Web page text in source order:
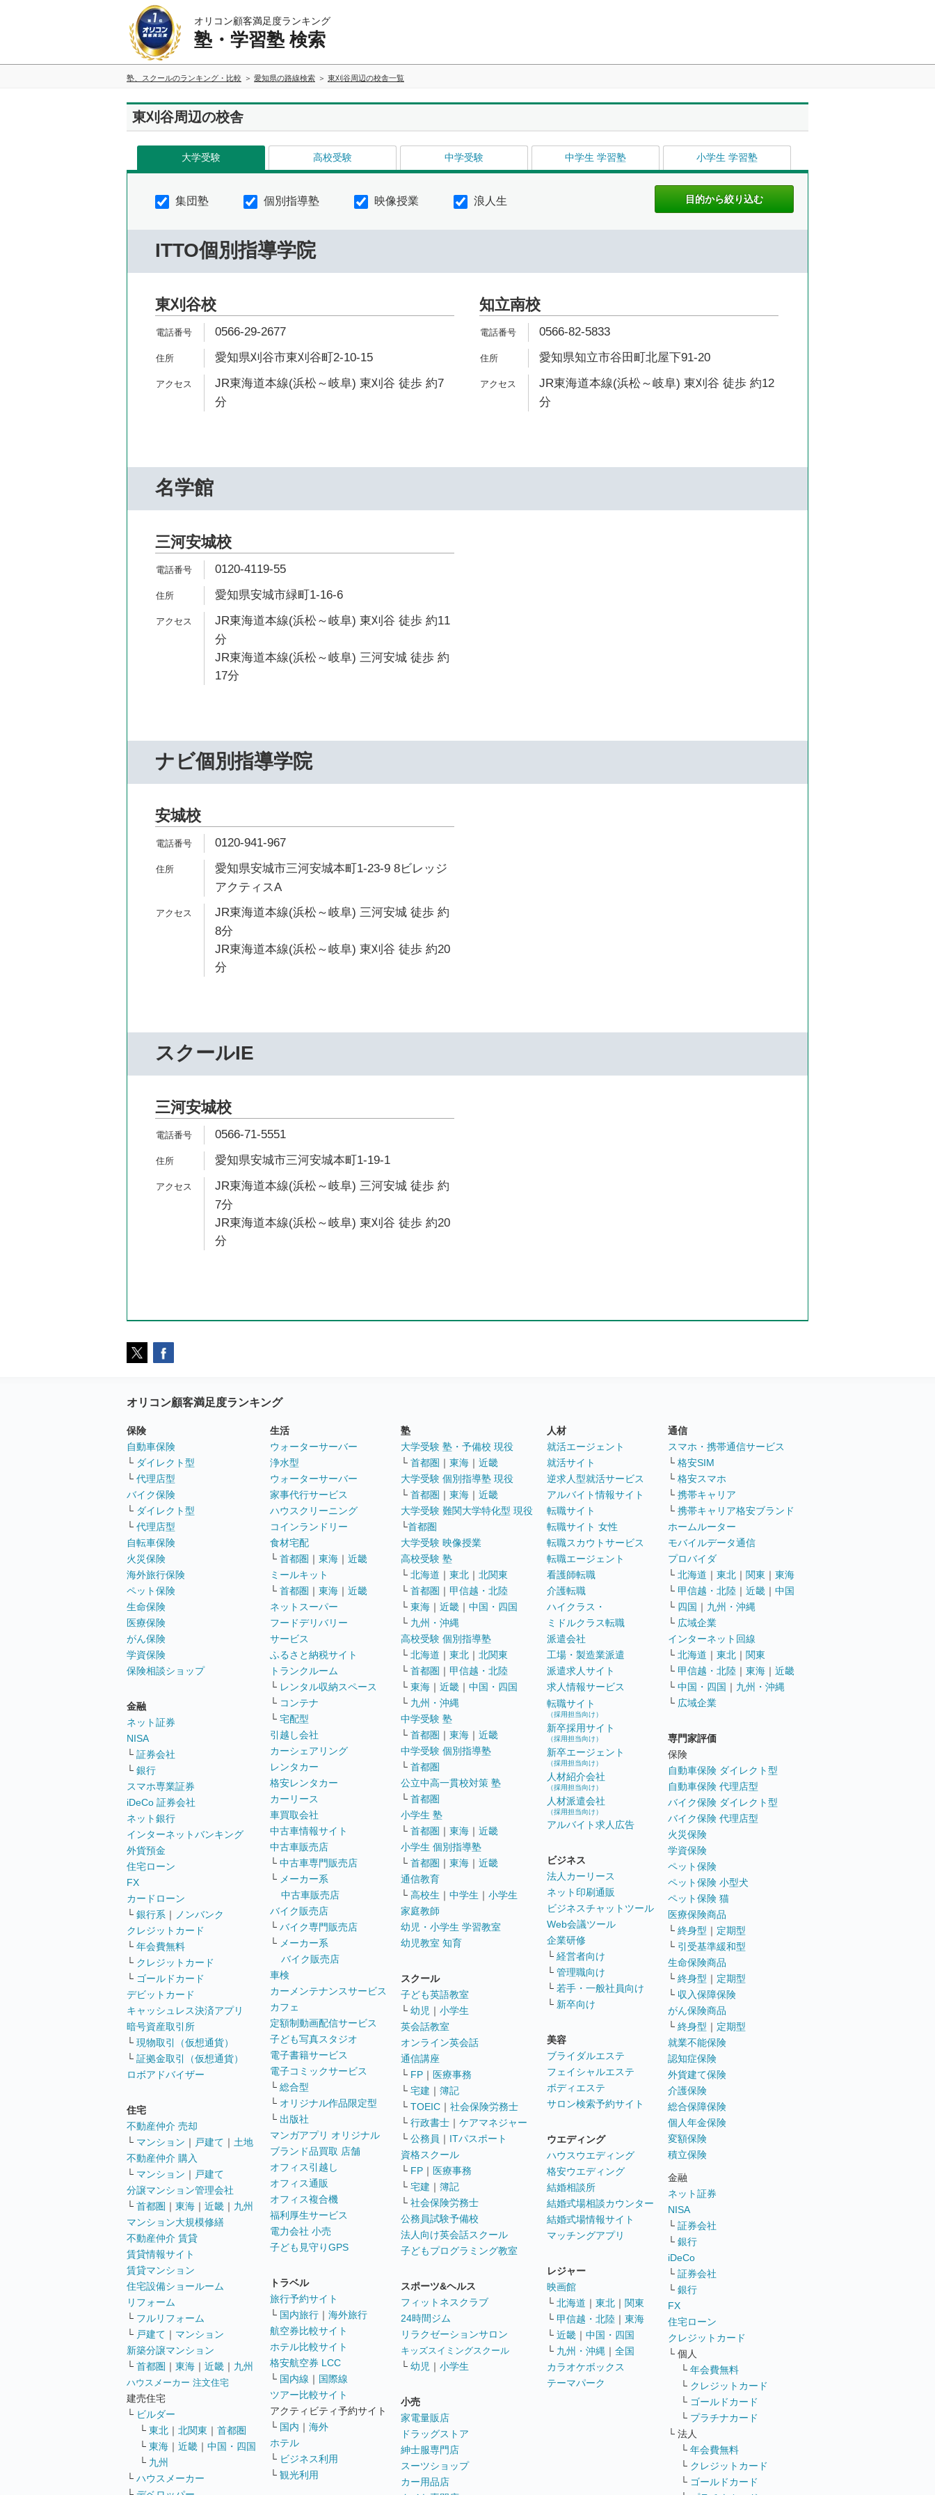
オリコン顧客満足度ランキング
塾・学習塾 検索
塾、スクールのランキング・比較 愛知県の路線検索 東刈谷周辺の校舎一覧
東刈谷周辺の校舎
大学受験 高校受験 中学受験 中学生 学習塾 小学生 学習塾
集団塾 個別指導塾 映像授業 浪人生
ITTO個別指導学院
東刈谷校
0566-29-2677
愛知県刈谷市東刈谷町2-10-15
JR東海道本線(浜松～岐阜) 東刈谷 徒歩 約7
分
知立南校
0566-82-5833
愛知県知立市谷田町北屋下91-20
JR東海道本線(浜松～岐阜) 東刈谷 徒歩 約12
分
名学館
三河安城校
0120-4119-55
愛知県安城市緑町1-16-6
JR東海道本線(浜松～岐阜) 東刈谷 徒歩 約11
分
JR東海道本線(浜松～岐阜) 三河安城 徒歩 約
17分
ナビ個別指導学院
安城校
0120-941-967
愛知県安城市三河安城本町1-23-9 8ビレッジ
アクティスA
JR東海道本線(浜松～岐阜) 三河安城 徒歩 約
8分
JR東海道本線(浜松～岐阜) 東刈谷 徒歩 約20
分
スクールIE
三河安城校
0566-71-5551
愛知県安城市三河安城本町1-19-1
JR東海道本線(浜松～岐阜) 三河安城 徒歩 約
7分
JR東海道本線(浜松～岐阜) 東刈谷 徒歩 約20
分
オリコン顧客満足度ランキング
保険
自動車保険
└ ダイレクト型
└ 代理店型
バイク保険
└ ダイレクト型
└ 代理店型
自転車保険
火災保険
海外旅行保険
ペット保険
生命保険
医療保険
がん保険
学資保険
保険相談ショップ
金融
ネット証券
NISA
└ 証券会社
└ 銀行
スマホ専業証券
iDeCo 証券会社
ネット銀行
インターネットバンキング
外貨預金
住宅ローン
FX
カードローン
└ 銀行系 ｜
ノンバンク
クレジットカード
└ 年会費無料
└ クレジットカード
└ ゴールドカード
デビットカード
キャッシュレス決済アプリ
暗号資産取引所
└ 現物取引（仮想通貨）
└ 証拠金取引（仮想通貨）
ロボアドバイザー
住宅
不動産仲介 売却
└ マンション ｜ 戸建て ｜ 土地
不動産仲介 購入
└ マンション ｜ 戸建て
分譲マンション管理会社
└ 首都圏 ｜ 東海 ｜ 近畿 ｜ 九州
マンション大規模修繕
不動産仲介 賃貸
賃貸情報サイト
賃貸マンション
住宅設備ショールーム
リフォーム
└ フルリフォーム
└ 戸建て ｜ マンション
新築分譲マンション
└ 首都圏 ｜ 東海 ｜ 近畿 ｜ 九州
ハウスメーカー 注文住宅
建売住宅
└ ビルダー
└ 東北 ｜ 北関東 ｜ 首都圏
└ 東海 ｜ 近畿 ｜ 中国・四国
└ 九州
└ ハウスメーカー
生活
ウォーターサーバー
浄水型
ウォーターサーバー
家事代行サービス
ハウスクリーニング
コインランドリー
食材宅配
└ 首都圏 ｜ 東海 ｜ 近畿
ミールキット
└ 首都圏 ｜ 東海 ｜ 近畿
ネットスーパー
フードデリバリー
サービス
ふるさと納税サイト
トランクルーム
└ レンタル収納スペース
└ コンテナ
└ 宅配型
引越し会社
カーシェアリング
レンタカー
格安レンタカー
カーリース
車買取会社
中古車情報サイト
中古車販売店
└ 中古車専門販売店
└ メーカー系
中古車販売店
バイク販売店
└ バイク専門販売店
└ メーカー系
バイク販売店
車検
カーメンテナンスサービス
カフェ
定額制動画配信サービス
子ども写真スタジオ
電子書籍サービス
電子コミックサービス
└ 総合型
└ オリジナル作品限定型
└ 出版社
マンガアプリ オリジナル
ブランド品買取 店舗
オフィス引越し
オフィス通販
オフィス複合機
福利厚生サービス
電力会社 小売
子ども見守りGPS
トラベル
旅行予約サイト
└ 国内旅行 ｜ 海外旅行
航空券比較サイト
ホテル比較サイト
格安航空券 LCC
└ 国内線 ｜ 国際線
ツアー比較サイト
アクティビティ予約サイト
└ 国内 ｜ 海外
ホテル
└ ビジネス利用
└ 観光利用
塾
大学受験 塾・予備校 現役
└ 首都圏 ｜ 東海 ｜ 近畿
大学受験 個別指導塾 現役
└ 首都圏 ｜ 東海 ｜ 近畿
大学受験 難関大学特化型 現役
└首都圏
大学受験 映像授業
高校受験 塾
└ 北海道 ｜ 東北 ｜ 北関東
└ 首都圏 ｜ 甲信越・北陸
└ 東海 ｜ 近畿 ｜ 中国・四国
└ 九州・沖縄
高校受験 個別指導塾
└ 北海道 ｜ 東北 ｜ 北関東
└ 首都圏 ｜ 甲信越・北陸
└ 東海 ｜ 近畿 ｜ 中国・四国
└ 九州・沖縄
中学受験 塾
└ 首都圏 ｜ 東海 ｜ 近畿
中学受験 個別指導塾
└ 首都圏
公立中高一貫校対策 塾
└ 首都圏
小学生 塾
└ 首都圏 ｜ 東海 ｜ 近畿
小学生 個別指導塾
└ 首都圏 ｜ 東海 ｜ 近畿
通信教育
└ 高校生 ｜ 中学生 ｜ 小学生
家庭教師
幼児・小学生 学習教室
幼児教室 知育
スクール
子ども英語教室
└ 幼児 ｜ 小学生
英会話教室
オンライン英会話
通信講座
└ FP ｜ 医療事務
└ 宅建 ｜ 簿記
└ TOEIC ｜ 社会保険労務士
└ 行政書士 ｜ ケアマネジャー
└ 公務員 ｜ ITパスポート
資格スクール
└ FP ｜ 医療事務
└ 宅建 ｜ 簿記
└ 社会保険労務士
公務員試験予備校
法人向け英会話スクール
子どもプログラミング教室
スポーツ&ヘルス
フィットネスクラブ
24時間ジム
リラクゼーションサロン
キッズスイミングスクール
└ 幼児 ｜ 小学生
小売
家電量販店
ドラッグストア
紳士服専門店
スーツショップ
カー用品店
人材
就活エージェント
就活サイト
逆求人型就活サービス
アルバイト情報サイト
転職サイト
転職サイト 女性
転職スカウトサービス
転職エージェント
看護師転職
介護転職
ハイクラス・
ミドルクラス転職
派遣会社
工場・製造業派遣
派遣求人サイト
求人情報サービス
転職サイト
（採用担当向け）
新卒採用サイト
（採用担当向け）
新卒エージェント
（採用担当向け）
人材紹介会社
（採用担当向け）
人材派遣会社
（採用担当向け）
アルバイト求人広告
ビジネス
法人カーリース
ネット印刷通販
ビジネスチャットツール
Web会議ツール
企業研修
└ 経営者向け
└ 管理職向け
└ 若手・一般社員向け
└ 新卒向け
美容
ブライダルエステ
フェイシャルエステ
ボディエステ
サロン検索予約サイト
ウエディング
ハウスウエディング
格安ウエディング
結婚相談所
結婚式場相談カウンター
結婚式場情報サイト
マッチングアプリ
レジャー
映画館
└ 北海道 ｜ 東北 ｜ 関東
└ 甲信越・北陸 ｜ 東海
└ 近畿 ｜ 中国・四国
└ 九州・沖縄 ｜ 全国
カラオケボックス
テーマパーク
通信
スマホ・携帯通信サービス
└ 格安SIM
└ 格安スマホ
└ 携帯キャリア
└ 携帯キャリア格安ブランド
ホームルーター
モバイルデータ通信
プロバイダ
└ 北海道 ｜ 東北 ｜ 関東 ｜ 東海
└ 甲信越・北陸 ｜ 近畿 ｜ 中国
└ 四国 ｜ 九州・沖縄
└ 広域企業
インターネット回線
└ 北海道 ｜ 東北 ｜ 関東
└ 甲信越・北陸 ｜ 東海 ｜ 近畿
└ 中国・四国 ｜ 九州・沖縄
└ 広域企業
専門家評価
保険
自動車保険 ダイレクト型
自動車保険 代理店型
バイク保険 ダイレクト型
バイク保険 代理店型
火災保険
学資保険
ペット保険
ペット保険 小型犬
ペット保険 猫
医療保険商品
└ 終身型 ｜ 定期型
└ 引受基準緩和型
生命保険商品
└ 終身型 ｜ 定期型
└ 収入保障保険
がん保険商品
└ 終身型 ｜ 定期型
就業不能保険
認知症保険
外貨建て保険
介護保険
総合保障保険
個人年金保険
変額保険
積立保険
金融
ネット証券
NISA
└ 証券会社
└ 銀行
iDeCo
└ 証券会社
└ 銀行
FX
住宅ローン
クレジットカード
└ 個人
└ 年会費無料
└ クレジットカード
└ ゴールドカード
└ プラチナカード
└ 法人
└ 年会費無料
└ クレジットカード
└ ゴールドカード